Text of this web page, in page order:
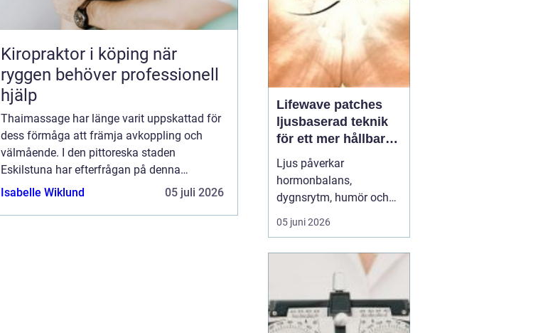
Kiropraktor i köping när
ryggen behöver professionell
hjälp
Thaimassage har länge varit uppskattad för
dess förmåga att främja avkoppling och
välmående. I den pittoreska staden
Eskilstuna har efterfrågan på denna
urgamla massageteknik vuxit sig allt
Isabelle Wiklund 05 juli 2026
Lifewave patches
ljusbaserad teknik
för ett mer hållbart
välbefinnande
Ljus påverkar
hormonbalans,
dygnsrytm, humör och
återhämtning. Under
senare år har en ny typ
gränslandet mellan
egen biologi:Lifewave
patches. De är små
05 juni 2026